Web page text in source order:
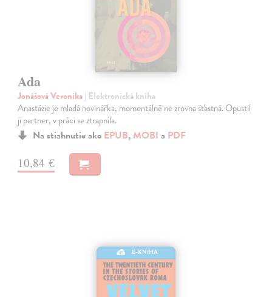
Ada
Jonášová Veronika| Elektronická kniha
Anastázie je mladá novinářka, momentálně ne zrovna šťastná. Opustil
ji partner, v práci se ztrapnila.
Na stiahnutie ako EPUB, MOBI a PDF
10,84 €
E-KNIHA